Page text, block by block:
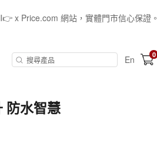
x Price.com 網站，實體門市信心保證。
En 0
防水智慧